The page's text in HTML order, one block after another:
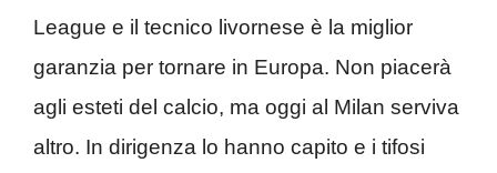
League e il tecnico livornese è la miglior
garanzia per tornare in Europa. Non piacerà
agli esteti del calcio, ma oggi al Milan serviva
altro. In dirigenza lo hanno capito e i tifosi